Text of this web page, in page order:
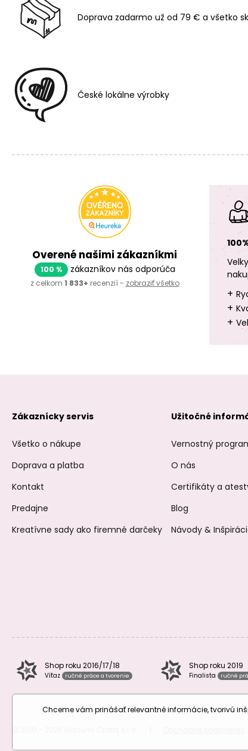
Doprava zadarmo už od 79 € a všetko
České lokálne výrobky
Overené našimi zákazníkmi
100 % zákazníkov nás odporúča
z celkom 1 833+ recenzií - zobraziť všetko
+
+
+
Zákaznícky servis
Všetko o nákupe
Doprava a platba
Kontakt
Predajne
Kreatívne sady ako firemné darčeky
Užitočné
Vernostný
O nás
Certifikáty a
Blog
Návody &
Shop roku 2016/17/18
Víťaz ručné práce a tvorenie
Shop roku 2019
Finalista ručné
Chceme vám prinášať relevantné informácie, tvorivú